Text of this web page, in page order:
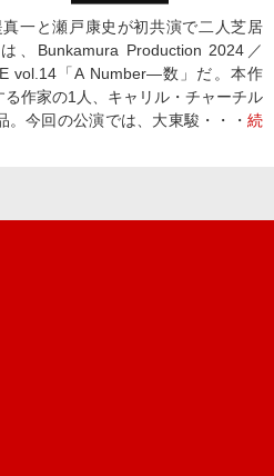
一と瀬戸康史が初共演で二人芝居
Bunkamura Production 2024／
vol.14「A Number―数」だ。本作
作家の1人、キャリル・チャーチル
今回の公演では、大東駿・・・ 続